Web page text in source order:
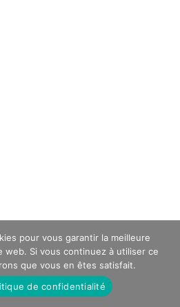
pour vous garantir la meilleure
Si vous continuez à utiliser ce
que vous en êtes satisfait.
de confidentialité